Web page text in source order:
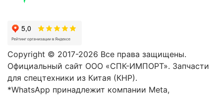
Copyright © 2017-2026 Все права защищены.
Официальный сайт ООО «СПК-ИМПОРТ». Запчасти
для спецтехники из Китая (КНР).
*WhatsApp принадлежит компании Meta,